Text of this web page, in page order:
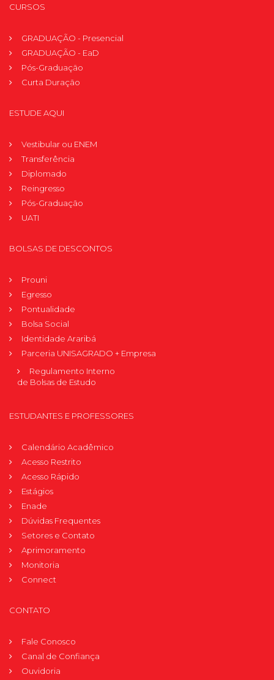
CURSOS
GRADUAÇÃO - Presencial
GRADUAÇÃO - EaD
Pós-Graduação
Curta Duração
ESTUDE AQUI
Vestibular ou ENEM
Transferência
Diplomado
Reingresso
Pós-Graduação
UATI
BOLSAS DE DESCONTOS
Prouni
Egresso
Pontualidade
Bolsa Social
Identidade Araribá
Parceria UNISAGRADO + Empresa
Regulamento Interno
de Bolsas de Estudo
ESTUDANTES E PROFESSORES
Calendário Acadêmico
Acesso Restrito
Acesso Rápido
Estágios
Enade
Dúvidas Frequentes
Setores e Contato
Aprimoramento
Monitoria
Connect
CONTATO
Fale Conosco
Canal de Confiança
Ouvidoria